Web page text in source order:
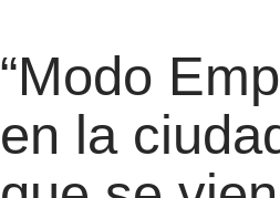
“Modo
en la